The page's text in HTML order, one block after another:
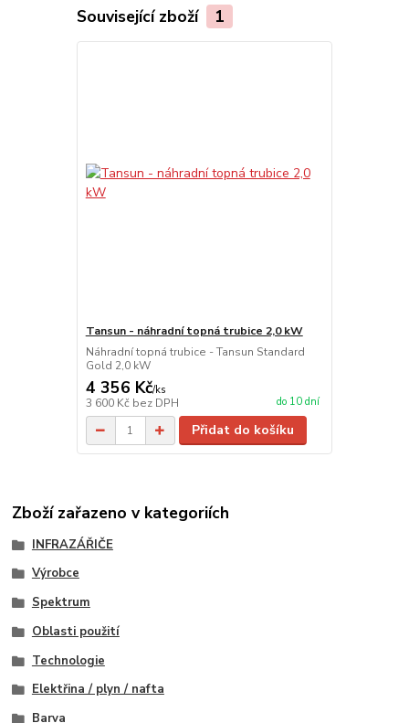
Související zboží 1
Tansun - náhradní topná trubice 2,0 kW
Náhradní topná trubice - Tansun Standard
Gold 2,0 kW
4 356 Kč/ks
3 600 Kč bez DPH do 10 dní
Přidat do košíku
Zboží zařazeno v kategoriích
INFRAZÁŘIČE
Výrobce
Spektrum
Oblasti použití
Technologie
Elektřina / plyn / nafta
Barva